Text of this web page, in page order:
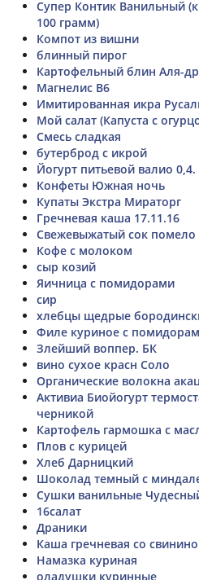
Супер Контик Ванильный
100 грамм)
Компот из вишни
блинный пирог
Картофельный блин Аля-
Магнелис В6
Имитированная икра
Мой салат (Капуста с
Смесь сладкая
бутерброд с икрой
Йогурт питьевой валио
Конфеты Южная ночь
Купаты Экстра Мираторг
Гречневая каша 17.11.16
Свежевыжатый сок помело
Кофе с молоком
сыр козий
Яичница с помидорами
сир
хлебцы щедрые
Филе куриное с
Злейший воппер. БК
вино сухое красн Соло
Органические волокна
Активиа Биойогурт
черникой
Картофель гармошка с
Плов с курицей
Хлеб Дарницкий
Шоколад темный с
Сушки ванильные
16салат
Драники
Каша гречневая со
Намазка куриная
оладушки куринные